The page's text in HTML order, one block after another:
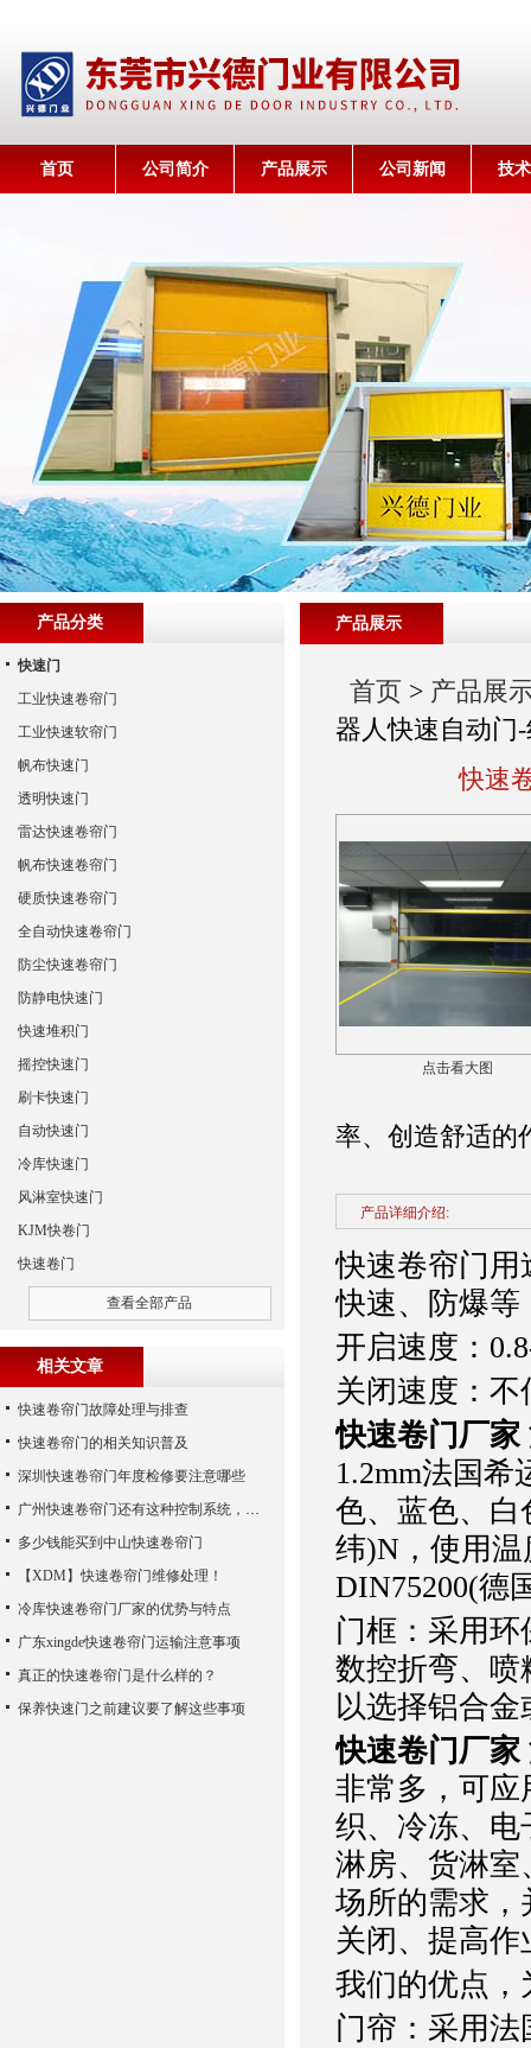
首页 公司简介 产品展示 公司新闻 技
产品展示
首页 > 产品展
器人快速自动门
快速
点击看大图
率、创造舒适的
产品详细介绍:
快速卷帘门用
快速、防爆等
开启速度：
关闭速度：不
快速卷门厂家
1.2mm法国
色、蓝色、白
纬)N，使用温
DIN75200(德
门框：采用
数控折弯、喷
以选择铝合金
快速卷门厂家
非常多，可应
织、冷冻、电
淋房、货淋室
场所的需求，
关闭、提高
我们的优点，
门帘：采用
产品分类
快速门
工业快速卷帘门
工业快速软帘门
帆布快速门
透明快速门
雷达快速卷帘门
帆布快速卷帘门
硬质快速卷帘门
全自动快速卷帘门
防尘快速卷帘门
防静电快速门
快速堆积门
摇控快速门
刷卡快速门
自动快速门
冷库快速门
风淋室快速门
KJM快卷门
快速卷门
查看全部产品
相关文章
快速卷帘门故障处理与排查
快速卷帘门的相关知识普及
深圳快速卷帘门年度检修要注意哪些
广州快速卷帘门还有这种控制系统，您知道吗？
多少钱能买到中山快速卷帘门
【XDM】快速卷帘门维修处理！
冷库快速卷帘门厂家的优势与特点
广东xingde快速卷帘门运输注意事项
真正的快速卷帘门是什么样的？
保养快速门之前建议要了解这些事项